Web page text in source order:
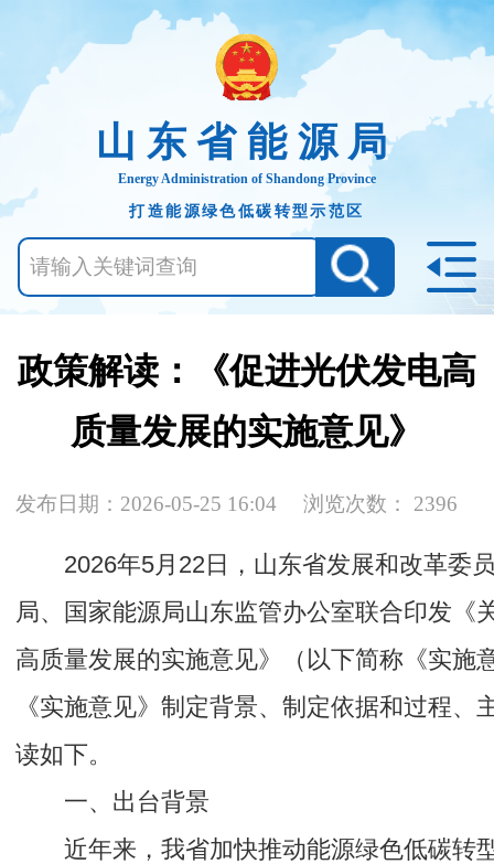
山东省能源局
Energy Administration of Shandong Province
打造能源绿色低碳转型示范区
政策解读：《促进光伏发电高
质量发展的实施意见》
发布日期：2026-05-25 16:04 浏览次数： 2396
2026年5月22日，山东省发展和改革委
局、国家能源局山东监管办公室联合印发《
高质量发展的实施意见》（以下简称《实施
《实施意见》制定背景、制定依据和过程、
读如下。
一、出台背景
近年来，我省加快推动能源绿色低碳转